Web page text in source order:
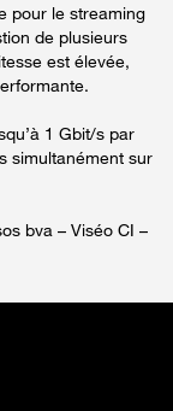
pour le streaming
de plusieurs
est élevée,
1 Gbit/s par
simultanément sur
bva – Viséo CI –